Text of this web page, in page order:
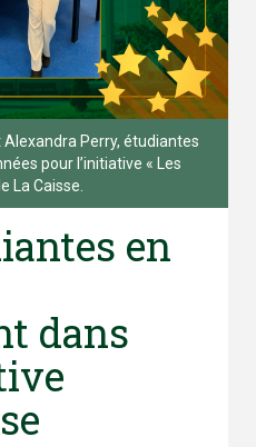
Perry, étudiantes
pour l’initiative « Les
La Caisse.
en
dans